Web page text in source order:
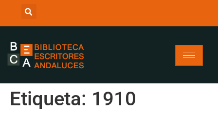
Etiqueta: 1910